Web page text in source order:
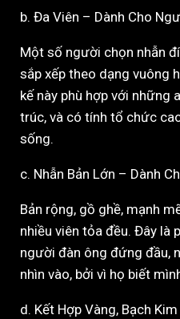
b. Đa Viên – Dành Cho
Một số người chọn nhẫn
sắp xếp theo dạng vuông
kế này phù hợp với những
trúc, và có tính tổ chức
sống.
c. Nhẫn Bản Lớn – Dành
Bản rộng, gồ ghề, mạnh
nhiều viên tỏa đều. Đây là
người đàn ông đứng đầu,
nhìn vào, bởi vì họ biết
d. Kết Hợp Vàng, Bạch